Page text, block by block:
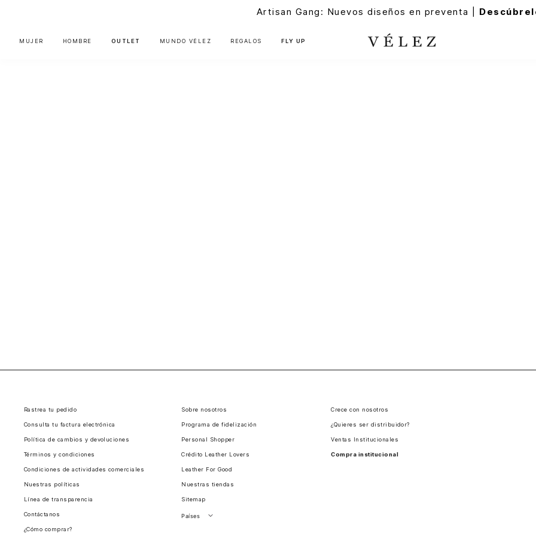
Artisan Gang: Nuevos diseños en preventa |
MUJER HOMBRE OUTLET MUNDO VÉLEZ REGALOS FLY UP
Rastrea tu pedido
Consulta tu factura electrónica
Política de cambios y devoluciones
Términos y condiciones
Condiciones de actividades comerciales
Nuestras políticas
Línea de transparencia
Contáctanos
¿Cómo comprar?
Sobre nosotros
Programa de fidelización
Personal Shopper
Crédito Leather Lovers
Leather For Good
Nuestras tiendas
Sitemap
Países
Crece con nosotros
¿Quieres ser distribuidor?
Ventas Institucionales
Compra institucional